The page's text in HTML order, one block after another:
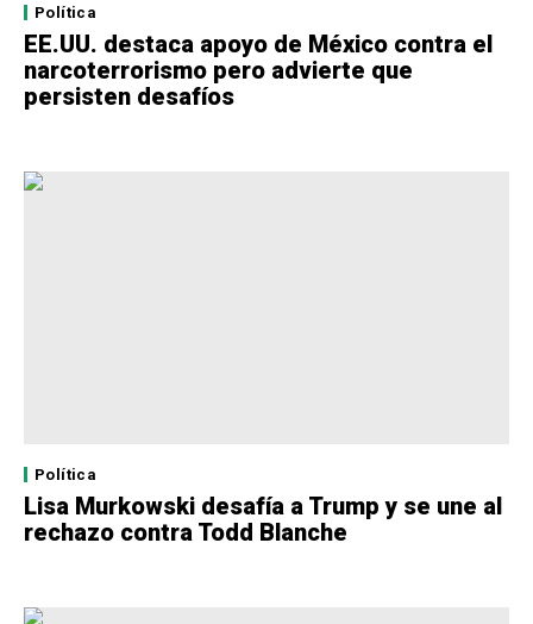
Política
EE.UU. destaca apoyo de México contra el
narcoterrorismo pero advierte que
persisten desafíos
Política
Lisa Murkowski desafía a Trump y se une al
rechazo contra Todd Blanche